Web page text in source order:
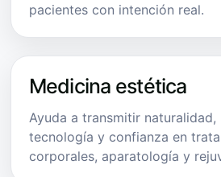
pacientes con intención real.
Medicina estética
Ayuda a transmitir naturalidad,
tecnología y confianza en
corporales, aparatología y